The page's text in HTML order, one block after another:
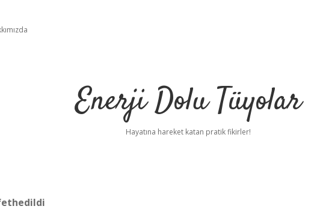
Enerji Dolu Tüyolar
Hayatına hareket katan pratik fikirler!